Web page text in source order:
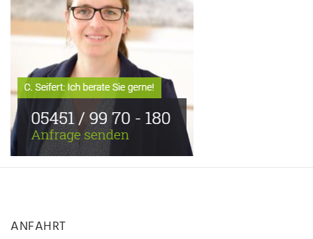
ANFAHRT